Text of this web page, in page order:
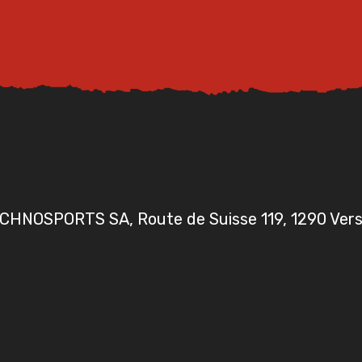
SA, Route de Suisse 119, 1290